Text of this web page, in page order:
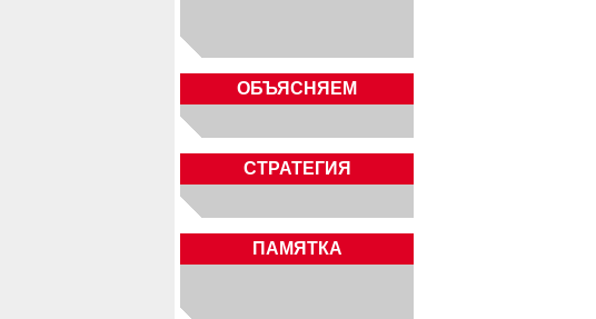
ОБЪЯСНЯЕМ
СТРАТЕГИЯ
ПАМЯТКА